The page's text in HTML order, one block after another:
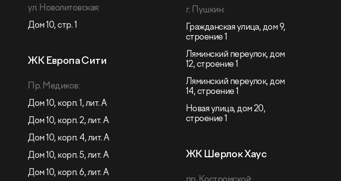
ул. Новолитовская:
Дом 10, стр. 1
ЖК Европа Сити
Пр. Медиков:
Дом 10, корп. 1, лит. А
Дом 10, корп. 2, лит. А
Дом 10, корп. 4, лит. А
Дом 10, корп. 5, лит. А
Дом 10, корп. 6, лит. А
г. Пушкин:
Гражданская улица, дом 9,
строение 1
Ляминский переулок, дом
12, строение 1
Ляминский переулок, дом
14, строение 1
Новая улица, дом 20,
строение 1
ЖК Шерлок Хаус